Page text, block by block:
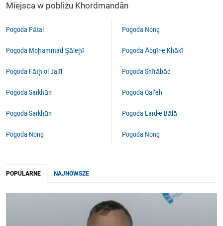
Miejsca w pobliżu Khordmandān
Pogoda Pātal
Pogoda Moḩammad Şāleḩī
Pogoda Fātḩ ol Jalīl
Pogoda Sarkhūn
Pogoda Sarkhūn
Pogoda Nong
Pogoda Nong
Pogoda Ābgīr-e Khākī
Pogoda Shīrābād
Pogoda Qal‘eh
Pogoda Lard-e Bālā
Pogoda Nong
POPULARNE NAJNOWSZE